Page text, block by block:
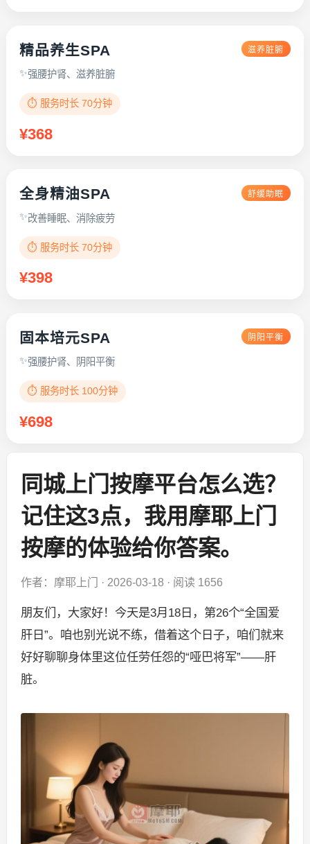
精品养生SPA 滋养脏腑
强腰护肾、滋养脏腑
⏱️ 服务时长 70分钟
¥368
全身精油SPA 舒缓助眠
改善睡眠、消除疲劳
⏱️ 服务时长 70分钟
¥398
固本培元SPA 阴阳平衡
强腰护肾、阴阳平衡
⏱️ 服务时长 100分钟
¥698
同城上门按摩平台怎么选？
记住这3点，我用摩耶上门
按摩的体验给你答案。
作者：摩耶上门 · 2026-03-18 · 阅读 1656
朋友们，大家好！今天是3月18日，第26个“全国爱
肝日”。咱也别光说不练，借着这个日子，咱们就来
好好聊聊身体里这位任劳任怨的“哑巴将军”——肝
脏。